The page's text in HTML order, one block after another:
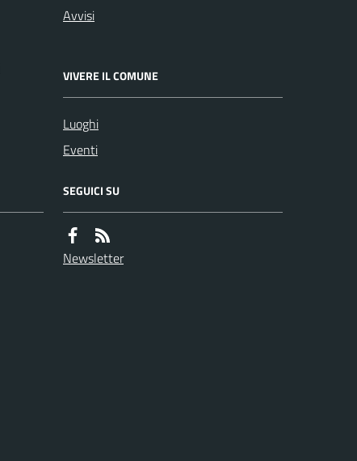
Avvisi
VIVERE IL COMUNE
Luoghi
Eventi
SEGUICI SU
Newsletter